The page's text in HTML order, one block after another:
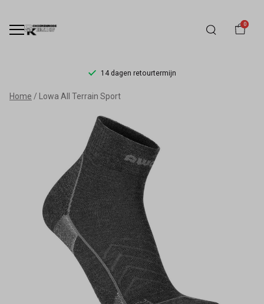
0
14 dagen retourtermijn
Lowa
Sport
Schoenmode
Kerkhof
Home Lowa All Terrain Sport